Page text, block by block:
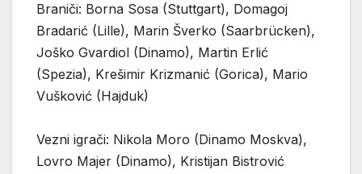
Braniči: Borna Sosa (Stuttgart), Domagoj
Bradarić (Lille), Marin Šverko (Saarbrücken),
Joško Gvardiol (Dinamo), Martin Erlić
(Spezia), Krešimir Krizmanić (Gorica), Mario
Vušković (Hajduk)
Vezni igrači: Nikola Moro (Dinamo Moskva),
Lovro Majer (Dinamo), Kristijan Bistrović